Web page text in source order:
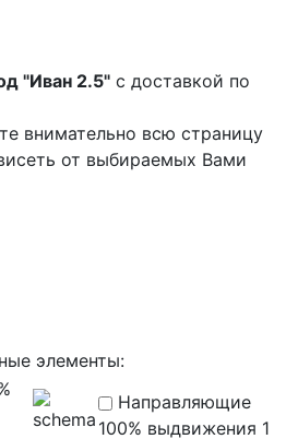
"Иван 2.5" с доставкой по
внимательно всю страницу
от выбираемых Вами
элементы:
Направляющие
100% выдвижения 1